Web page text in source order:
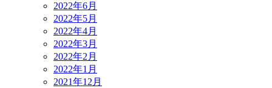
2022年6月
2022年5月
2022年4月
2022年3月
2022年2月
2022年1月
2021年12月